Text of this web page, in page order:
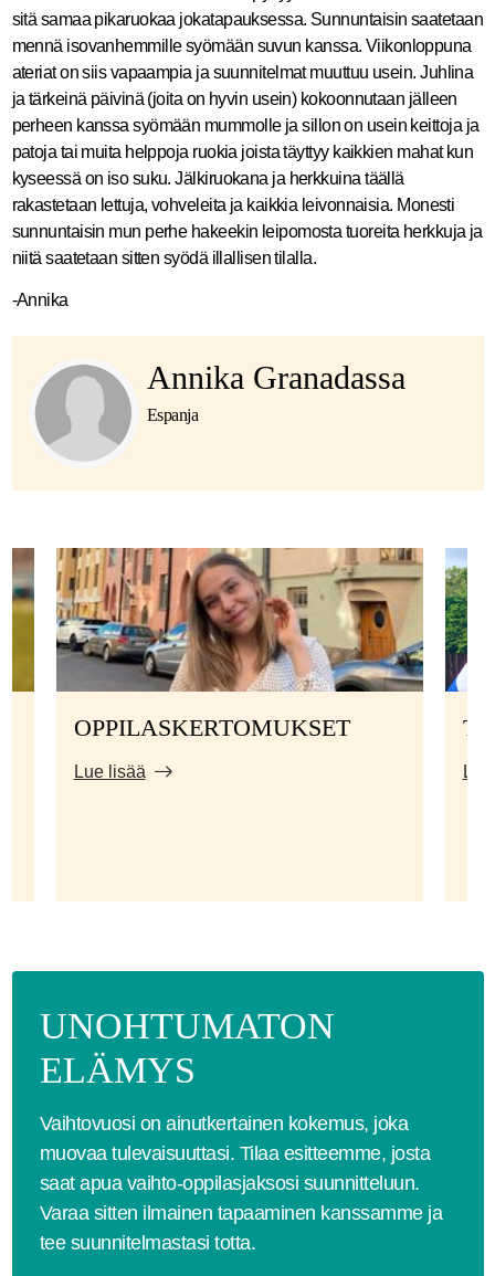
sitä samaa pikaruokaa jokatapauksessa. Sunnuntaisin saatetaan
mennä isovanhemmille syömään suvun kanssa. Viikonloppuna
ateriat on siis vapaampia ja suunnitelmat muuttuu usein. Juhlina
ja tärkeinä päivinä (joita on hyvin usein) kokoonnutaan jälleen
perheen kanssa syömään mummolle ja sillon on usein keittoja ja
patoja tai muita helppoja ruokia joista täyttyy kaikkien mahat kun
kyseessä on iso suku. Jälkiruokana ja herkkuina täällä
rakastetaan lettuja, vohveleita ja kaikkia leivonnaisia. Monesti
sunnuntaisin mun perhe hakeekin leipomosta tuoreita herkkuja ja
niitä saatetaan sitten syödä illallisen tilalla.
-Annika
Annika Granadassa
Espanja
OPPILASKERTOMUKSET
Lue lisää
UNOHTUMATON
ELÄMYS
Vaihtovuosi on ainutkertainen kokemus, joka
muovaa tulevaisuuttasi. Tilaa esitteemme, josta
saat apua vaihto-oppilasjaksosi suunnitteluun.
Varaa sitten ilmainen tapaaminen kanssamme ja
tee suunnitelmastasi totta.